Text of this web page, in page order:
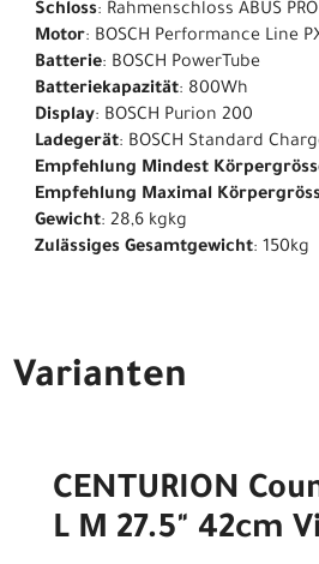
Schloss: Rahmenschloss ABUS
Motor: BOSCH Performance Line
Batterie: BOSCH PowerTube
Batteriekapazität: 800Wh
Display: BOSCH Purion 200
Ladegerät: BOSCH Standard
Empfehlung Mindest
Empfehlung Maximal
Gewicht: 28,6 kgkg
Zulässiges Gesamtgewicht: 150kg
Varianten
CENTURION
L M 27.5" 42cm